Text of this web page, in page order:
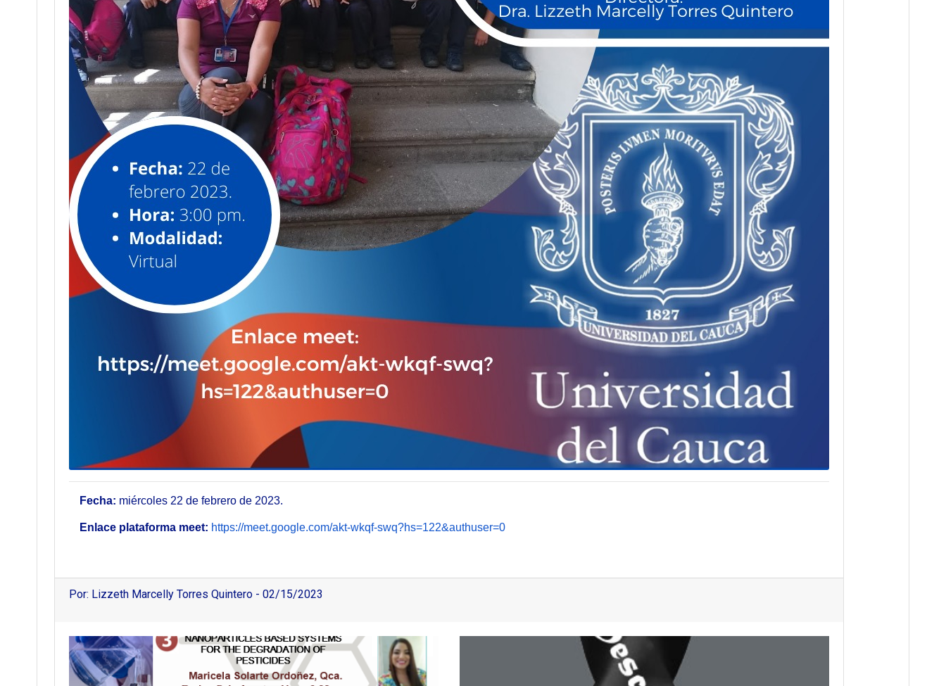
Fecha: miércoles 22 de febrero de 2023.
Enlace plataforma meet: https://meet.google.com/akt-wkqf-swq?hs=122&authuser=0
Por: Lizzeth Marcelly Torres Quintero - 02/15/2023